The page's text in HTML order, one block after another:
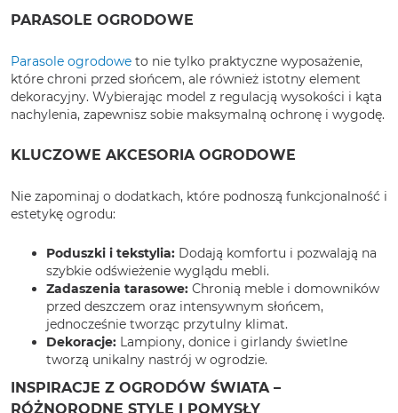
PARASOLE OGRODOWE
Parasole ogrodowe to nie tylko praktyczne wyposażenie,
które chroni przed słońcem, ale również istotny element
dekoracyjny. Wybierając model z regulacją wysokości i kąta
nachylenia, zapewnisz sobie maksymalną ochronę i wygodę.
KLUCZOWE AKCESORIA OGRODOWE
Nie zapominaj o dodatkach, które podnoszą funkcjonalność i
estetykę ogrodu:
Poduszki i tekstylia: Dodają komfortu i pozwalają na
szybkie odświeżenie wyglądu mebli.
Zadaszenia tarasowe: Chronią meble i domowników
przed deszczem oraz intensywnym słońcem,
jednocześnie tworząc przytulny klimat.
Dekoracje: Lampiony, donice i girlandy świetlne
tworzą unikalny nastrój w ogrodzie.
INSPIRACJE Z OGRODÓW ŚWIATA –
RÓŻNORODNE STYLE I POMYSŁY